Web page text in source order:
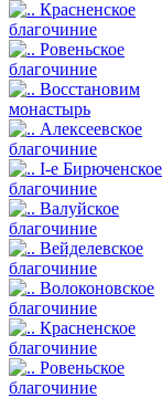
Красненское
благочиние
Ровеньское
благочиние
Восстановим
монастырь
Алексеевское
благочиние
I-е Бирюченское
благочиние
Валуйское
благочиние
Вейделевское
благочиние
Волоконовское
благочиние
Красненское
благочиние
Ровеньское
благочиние